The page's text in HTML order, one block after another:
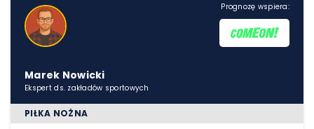
Prognozę wspiera:
Marek Nowicki
Ekspert ds. zakładów sportowych
PIŁKA NOŻNA